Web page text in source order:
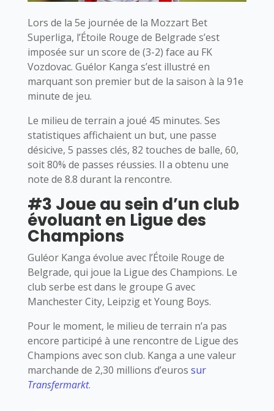
Lors de la 5e journée de la Mozzart Bet
Superliga, l’Étoile Rouge de Belgrade s’est
imposée sur un score de (3-2) face au FK
Vozdovac. Guélor Kanga s’est illustré en
marquant son premier but de la saison à la 91e
minute de jeu.
Le milieu de terrain a joué 45 minutes. Ses
statistiques affichaient un but, une passe
désicive, 5 passes clés, 82 touches de balle, 60,
soit 80% de passes réussies. Il a obtenu une
note de 8.8 durant la rencontre.
#3 Joue au sein d’un club
évoluant en Ligue des
Champions
Guléor Kanga évolue avec l’Étoile Rouge de
Belgrade, qui joue la Ligue des Champions. Le
club serbe est dans le groupe G avec
Manchester City, Leipzig et Young Boys.
Pour le moment, le milieu de terrain n’a pas
encore participé à une rencontre de Ligue des
Champions avec son club. Kanga a une valeur
marchande de 2,30 millions d’euros sur
Transfermarkt.